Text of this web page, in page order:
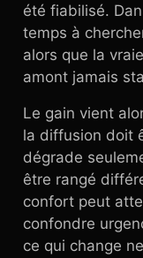
été fiabilisé.
temps à
alors que la
amont jamais
Le gain vient
la diffusion doit
dégrade
être rangé
confort peut
confondre
ce qui change